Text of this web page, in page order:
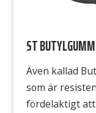
ST
Även kallad
som är
fördelaktigt